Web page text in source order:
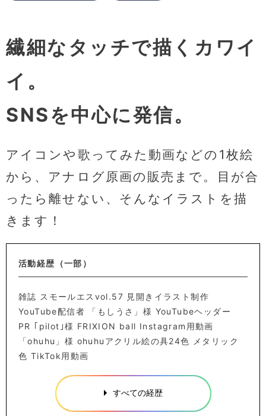
繊細なタッチで描くカワイ
イ。
SNSを中心に発信。
アイコンや歌ってみた動画などの1枚絵
から、アナログ原画の販売まで。目が合
ったら離せない、そんなイラストを描
きます！
活動経歴（一部）
雑誌 スモールエスvol.57 見開きイラスト制作
YouTube配信者 「もしうさ」様 YouTubeヘッダー
PR ｢pilot｣様 FRIXION ball Instagram用動画
「ohuhu」様 ohuhuアクリル絵の具24色 メタリック
色 TikTok用動画
すべての経歴